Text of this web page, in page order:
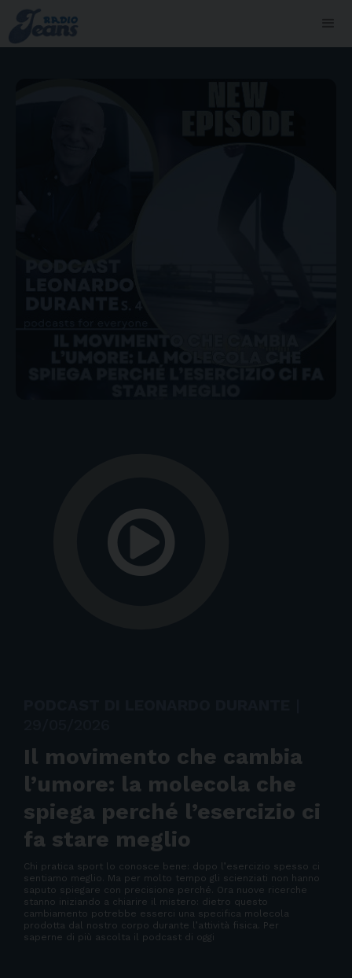
Il movimento che cambia
l’umore: la molecola che
spiega perché l’esercizio ci
fa stare meglio
Chi pratica sport lo conosce bene: dopo l’esercizio spesso ci
sentiamo meglio. Ma per molto tempo gli scienziati non hanno
saputo spiegare con precisione perché. Ora nuove ricerche
stanno iniziando a chiarire il mistero: dietro questo
cambiamento potrebbe esserci una specifica molecola
prodotta dal nostro corpo durante l’attività fisica. Per
saperne di più ascolta il podcast di oggi